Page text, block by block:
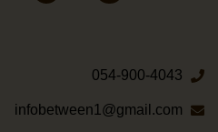
054-900-4043
infobetween1@gmail.com